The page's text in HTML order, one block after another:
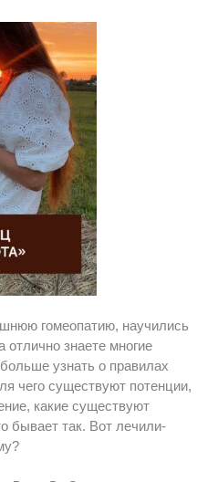
гомеопатию, научились
отлично знаете многие
узнать о правилах
чего существуют потенции,
какие существуют
бывает так. Вот лечили-